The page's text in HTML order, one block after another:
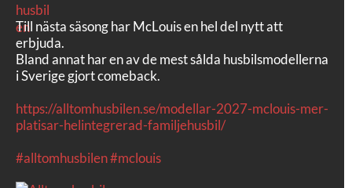
Till nästa säsong har McLouis en hel del nytt att
erbjuda.
Bland annat har en av de mest sålda husbilsmodellerna
i Sverige gjort comeback.
https://alltomhusbilen.se/modellar-2027-mclouis-mer-
platisar-helintegrerad-familjehusbil/
#alltomhusbilen#mclouis